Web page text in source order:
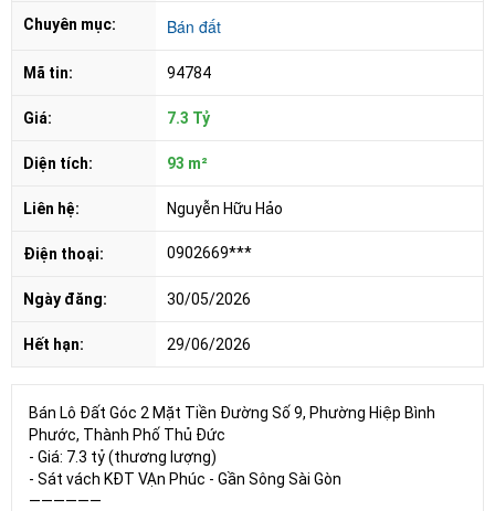
Chuyên mục: Bán đất
Mã tin: 94784
Giá: 7.3 Tỷ
Diện tích: 93 m²
Liên hệ: Nguyễn Hữu Hảo
Điện thoại: 0902669***
Ngày đăng: 30/05/2026
Hết hạn: 29/06/2026
Bán Lô Đất Góc 2 Mặt Tiền Đường Số 9, Phường Hiệp Bình
Phước, Thành Phố Thủ Đức
- Giá: 7.3 tỷ (thương lượng)
- Sát vách KĐT VẠn Phúc - Gần Sông Sài Gòn
——————